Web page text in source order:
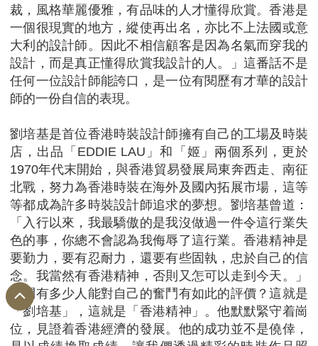
裁，風格華麗優雅，有品味的人才懂得欣賞。香港是
一個很現實的地方，縱使再出名，亦比不上法國或意
大利的設計師。因此不相信顧客是因為名氣而穿我的
設計，而是真正懂得欣賞我設計的人。」這番話不是
任何一位設計師能誇口，是一位有閱歷有才華的設計
師的一份自信的表現。
劉培基是首位香港時裝設計師擁有自己的工場及時裝
店，出品「EDDIE LAU」和「姬」兩個系列，更於
1970年代末開始，與香港貿易發展局東奔西走、南征
北戰，努力為香港時裝在海外及國內拓展市場，這等
等都成為許多時裝設計師追求的夢想。劉培基曾道：
「入行以來，我最驕傲的是我沒做過一件令這行業失
色的事，你總不會認為我侮辱了這行業。香港精神是
要勤力，要有忍耐力，還要有些固執，忠於自己的信
念。我當然有香港精神，否則又怎可以走到今天。」
試問有多少人能對自己的奮鬥有如此的評價？這就是
「劉培基」，這就是「香港精神」。他默默緊守着崗
位，見證着香港經濟的發展。他的成功並不是僥倖，